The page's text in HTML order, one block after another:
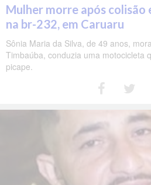
Mulher morre após
na br-232, em Caruaru
Sônia Maria da Silva, de 49 anos,
Timbaúba, conduzia uma motocicleta
picape.